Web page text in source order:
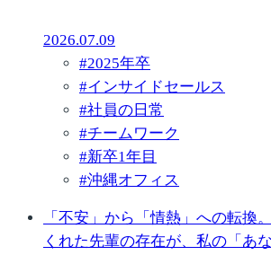
2026.07.09
#2025年卒
#インサイドセールス
#社員の日常
#チームワーク
#新卒1年目
#沖縄オフィス
「不安」から「情熱」への転換
くれた先輩の存在が、私の「あ